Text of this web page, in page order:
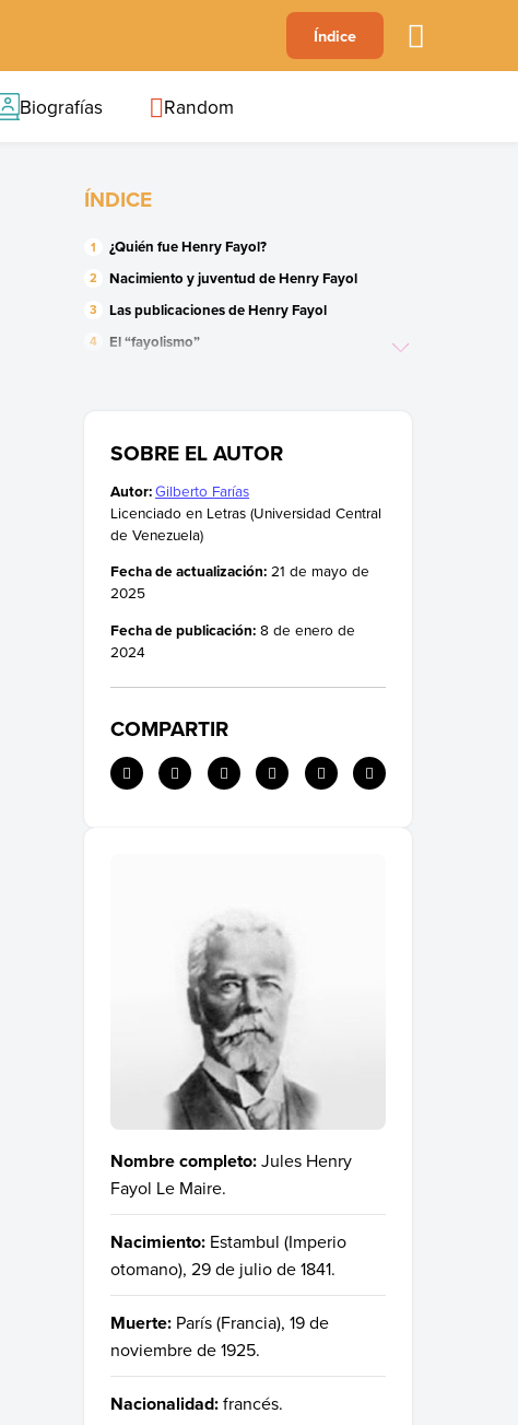
B C F
Índice
Biografías Random
ÍNDICE
¿Quién fue Henry Fayol?
Nacimiento y juventud de Henry Fayol
Las publicaciones de Henry Fayol
El “fayolismo”
SOBRE EL AUTOR
Autor:Gilberto Farías
Licenciado en Letras (Universidad Central
de Venezuela)
Fecha de actualización: 21 de mayo de
2025
Fecha de publicación: 8 de enero de
2024
COMPARTIR
Nombre completo:Jules Henry
Fayol Le Maire.
Nacimiento: Estambul (Imperio
otomano), 29 de julio de 1841.
Muerte: París (Francia), 19 de
noviembre de 1925.
Nacionalidad:francés.